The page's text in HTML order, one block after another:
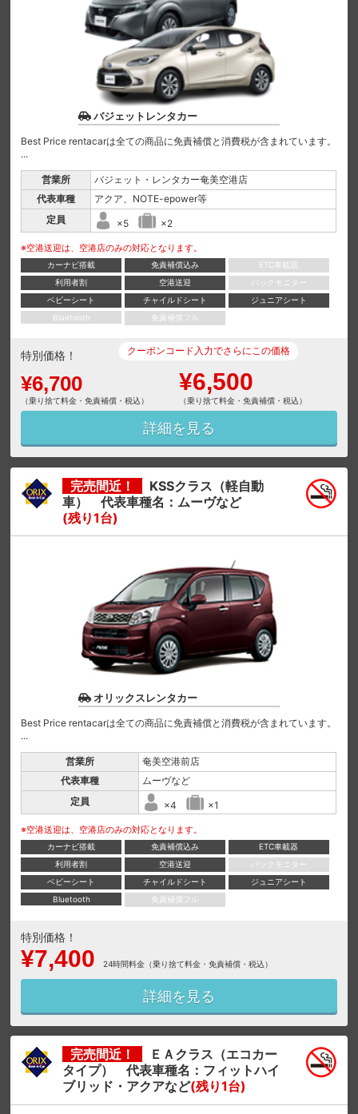
バジェットレンタカー
Best Price rentacarは全ての商品に免責補償と消費税が含まれています。
...
営業所
バジェット・レンタカー奄美空港店
代表車種
アクア、NOTE-epower等
定員
×5 ×2
※空港送迎は、空港店のみの対応となります。
カーナビ搭載 免責補償込み
ETC車載器
利用者割
空港送迎
バックモニター
ベビーシート
チャイルドシート
ジュニアシート
Bluetooth
免責補償フル
特別価格！
¥6,700
（乗り捨て料金・免責補償・税込）
クーポンコード入力でさらにこの価格
¥6,500
（乗り捨て料金・免責補償・税込）
詳細を見る
完売間近！
KSSクラス（軽自動
車） 代表車種名：ムーヴなど
(残り1台)
オリックスレンタカー
Best Price rentacarは全ての商品に免責補償と消費税が含まれています。
...
営業所
奄美空港前店
代表車種
ムーヴなど
定員
×4 ×1
※空港送迎は、空港店のみの対応となります。
カーナビ搭載 免責補償込み
ETC車載器
利用者割
空港送迎
バックモニター
ベビーシート
チャイルドシート
ジュニアシート
Bluetooth
免責補償フル
特別価格！
¥7,400 24時間料金（乗り捨て料金・免責補償・税込）
詳細を見る
完売間近！
ＥＡクラス（エコカー
タイプ） 代表車種名：フィットハイ
ブリッド・アクアなど(残り1台)